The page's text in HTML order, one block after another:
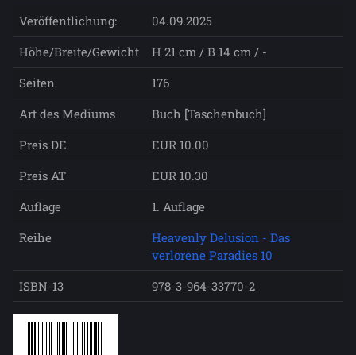
Veröffentlichung:
04.09.2025
Höhe/Breite/Gewicht
H 21 cm / B 14 cm / -
Seiten
176
Art des Mediums
Buch [Taschenbuch]
Preis DE
EUR 10.00
Preis AT
EUR 10.30
Auflage
1. Auflage
Reihe
Heavenly Delusion - Das
verlorene Paradies 10
ISBN-13
978-3-964-33770-2